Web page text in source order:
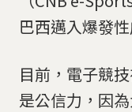
巴西邁入爆發
目前，電子競
是公信力，因